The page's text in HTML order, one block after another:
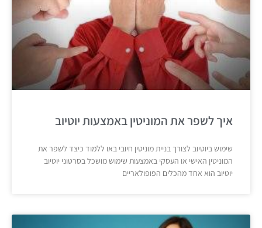
איך לשפר את המוניטין באמצעות יוטיוב
שימוש ביוטיוב לצורך בניית מוניטין חיובי באו ללמוד כיצד לשפר את
המוניטין האישי או העסקי באמצעות שימוש מושכל בסרטוני יוטיוב
יוטיוב הוא אחד מהכלים הפופולאריים